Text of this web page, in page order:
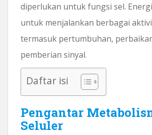
diperlukan untuk fungsi sel.
untuk menjalankan berbagai
termasuk pertumbuhan,
pemberian sinyal.
Daftar isi
Pengantar
Seluler